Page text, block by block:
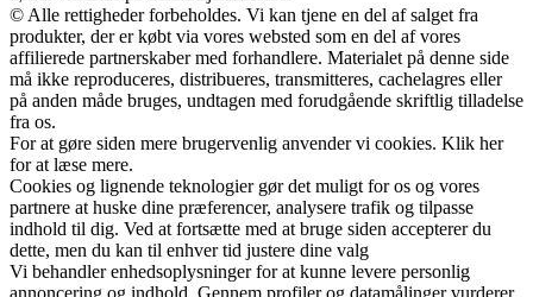
© Alle rettigheder forbeholdes. Vi kan tjene en del af salget fra
produkter, der er købt via vores websted som en del af vores
affilierede partnerskaber med forhandlere. Materialet på denne side
må ikke reproduceres, distribueres, transmitteres, cachelagres eller
på anden måde bruges, undtagen med forudgående skriftlig tilladelse
fra os.
For at gøre siden mere brugervenlig anvender vi cookies. Klik her
for at læse mere.
Cookies og lignende teknologier gør det muligt for os og vores
partnere at huske dine præferencer, analysere trafik og tilpasse
indhold til dig. Ved at fortsætte med at bruge siden accepterer du
dette, men du kan til enhver tid justere dine valg
Vi behandler enhedsoplysninger for at kunne levere personlig
annoncering og indhold. Gennem profiler og datamålinger vurderer